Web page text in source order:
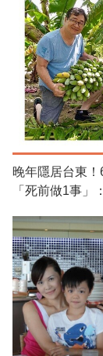
晚年隱居台東
「死前做1事」